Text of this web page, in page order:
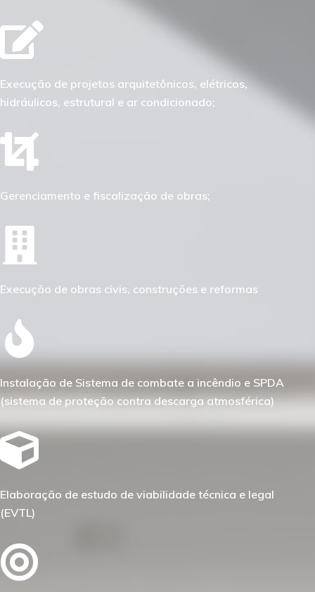
Execução de projetos arquitetônicos, elétricos,
hidráulicos, estrutural e ar condicionado;
Gerenciamento e fiscalização de obras;
Execução de obras civis, construções e reformas
Instalação de Sistema de combate a incêndio e SPDA
(sistema de proteção contra descarga atmosférica)
Elaboração de estudo de viabilidade técnica e legal
(EVTL)